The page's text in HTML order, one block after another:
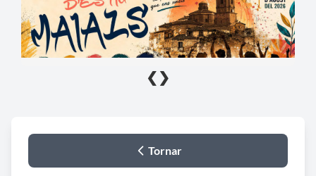
❮ ❯
Tornar